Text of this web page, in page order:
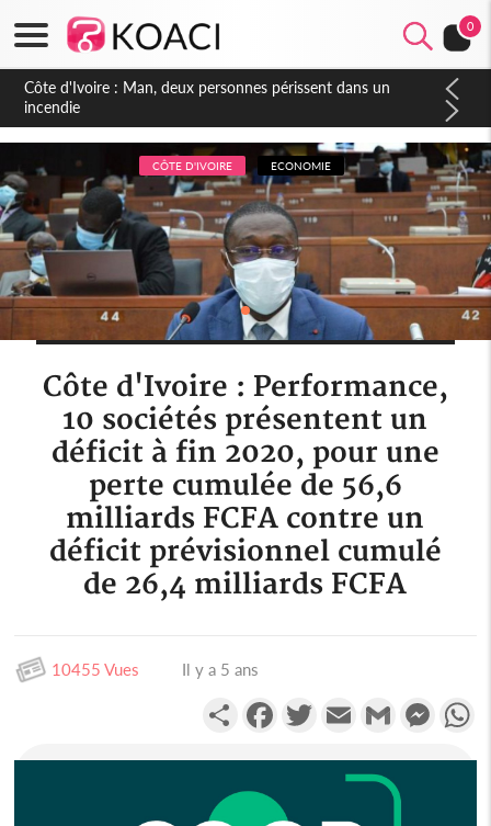
0
Côte d'Ivoire : Séileu, la célébration de la fête nationale
transformée en vaste campagne contre les produits
dépigmentants dangereux
CÔTE D'IVOIRE ECONOMIE
Côte d'Ivoire : Performance,
10 sociétés présentent un
déficit à fin 2020, pour une
perte cumulée de 56,6
milliards FCFA contre un
déficit prévisionnel cumulé
de 26,4 milliards FCFA
10455 Vues Il y a 5 ans
PartagerFacebookTwitterEmail Gmail